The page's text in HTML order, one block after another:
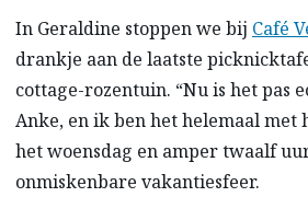
In Geraldine stoppen we bij Café
drankje aan de laatste
cottage-rozentuin. “Nu is het pas
Anke, en ik ben het helemaal met
het woensdag en amper twaalf
onmiskenbare vakantiesfeer.